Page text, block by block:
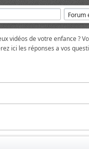
vidéos de votre enfance ?
ici les réponses a vos